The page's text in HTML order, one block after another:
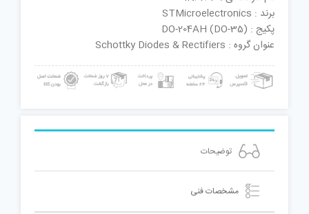
برند : STMicroelectronics
پکیج : DO-204AH (DO-35)
عنوان گروه : Schottky Diodes & Rectifiers
توضیحات
مشخصات فنی